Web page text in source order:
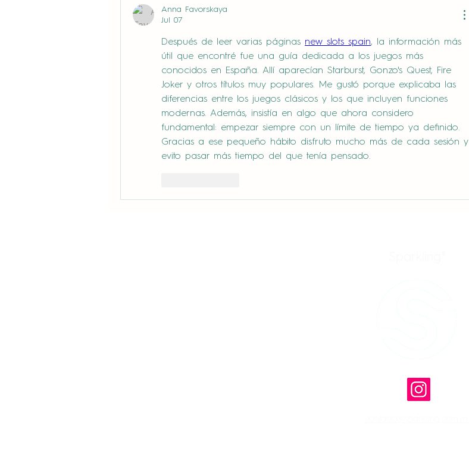
Anna Favorskaya
Jul 07
Después de leer varias páginas new slots spain, la información más
útil que encontré fue una guía dedicada a los juegos más
conocidos en España. Allí aparecían Starburst, Gonzo's Quest, Fire
Joker y otros títulos muy populares. Me gustó porque explicaba las
diferencias entre los juegos clásicos y los que incluyen funciones
modernas. Además, insistía en algo que ahora considero
fundamental: empezar siempre con un límite de tiempo ya definido.
Gracias a ese pequeño hábito disfruto mucho más de cada sesión y
evito pasar más tiempo del que tenía pensado.